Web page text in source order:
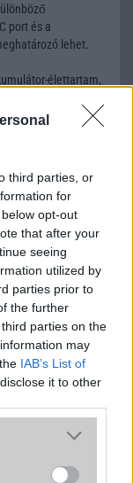
third parties, or
for
opt-out
that after your
seeing
utilized by
parties prior to
the further
parties on the
may
IAB’s List of
it to other
or more Google
may click to
port és a
lehet.
élettartam,
Ezek a
a
rendelkezik, így a
fontos a nagyobb